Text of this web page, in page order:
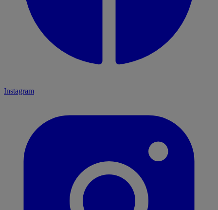
Instagram